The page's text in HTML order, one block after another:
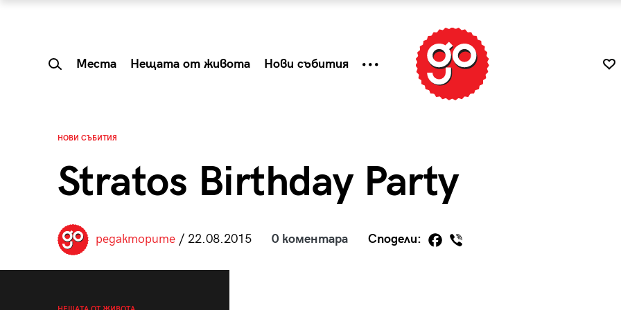
Места Нещата от живота Нови събития
НОВИ СЪБИТИЯ
Stratos Birthday Party
редакторите/ 22.08.2015 0 коментара Сподели: